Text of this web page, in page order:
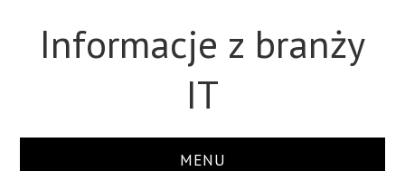
Informacje z branży
IT
MENU